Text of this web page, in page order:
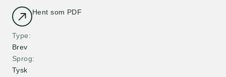
Hent som PDF
Type
Brev
Sprog
Tysk